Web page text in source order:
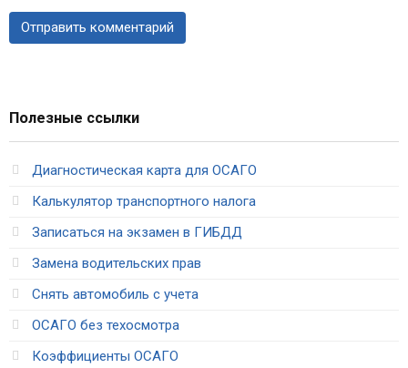
Полезные ссылки
Диагностическая карта для ОСАГО
Калькулятор транспортного налога
Записаться на экзамен в ГИБДД
Замена водительских прав
Снять автомобиль с учета
ОСАГО без техосмотра
Коэффициенты ОСАГО